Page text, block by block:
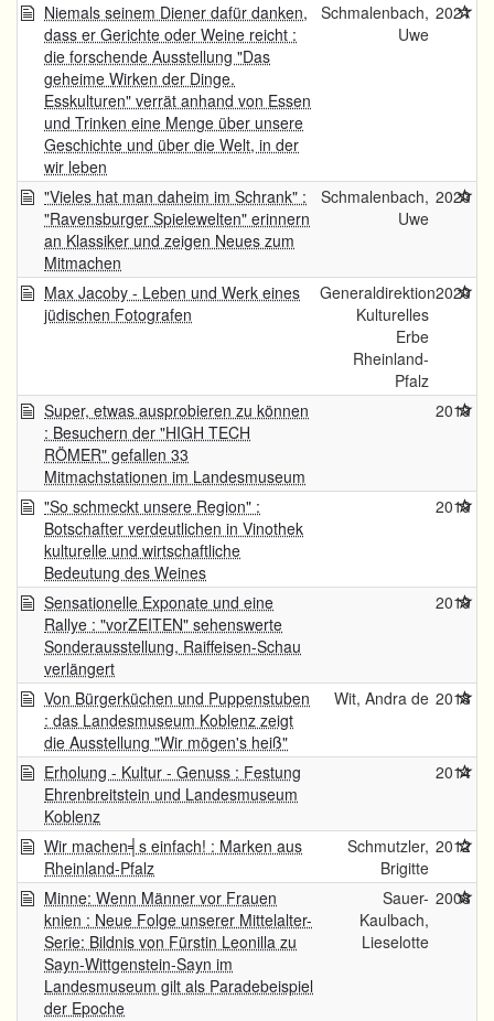
Niemals seinem Diener dafür danken,
dass er Gerichte oder Weine reicht :
die forschende Ausstellung "Das
geheime Wirken der Dinge.
Esskulturen" verrät anhand von Essen
und Trinken eine Menge über unsere
Geschichte und über die Welt, in der
wir leben
Schmalenbach,
Uwe
2021
"Vieles hat man daheim im Schrank" :
"Ravensburger Spielewelten" erinnern
an Klassiker und zeigen Neues zum
Mitmachen
Schmalenbach,
Uwe
2020
Max Jacoby - Leben und Werk eines
jüdischen Fotografen
Generaldirektion
Kulturelles
Erbe
Rheinland-
Pfalz
2020
Super, etwas ausprobieren zu können
: Besuchern der "HIGH TECH
RÖMER" gefallen 33
Mitmachstationen im Landesmuseum
2019
"So schmeckt unsere Region" :
Botschafter verdeutlichen in Vinothek
kulturelle und wirtschaftliche
Bedeutung des Weines
2019
Sensationelle Exponate und eine
Rallye : "vorZEITEN" sehenswerte
Sonderausstellung, Raiffeisen-Schau
verlängert
2019
Von Bürgerküchen und Puppenstuben
: das Landesmuseum Koblenz zeigt
die Ausstellung "Wir mögen's heiß"
Wit, Andra de 2018
Erholung - Kultur - Genuss : Festung
Ehrenbreitstein und Landesmuseum
Koblenz
2014
Wir machen╡s einfach! : Marken aus
Rheinland-Pfalz
Schmutzler,
Brigitte
2012
Minne: Wenn Männer vor Frauen
knien : Neue Folge unserer Mittelalter-
Serie: Bildnis von Fürstin Leonilla zu
Sayn-Wittgenstein-Sayn im
Landesmuseum gilt als Paradebeispiel
der Epoche
Sauer-
Kaulbach,
Lieselotte
2008